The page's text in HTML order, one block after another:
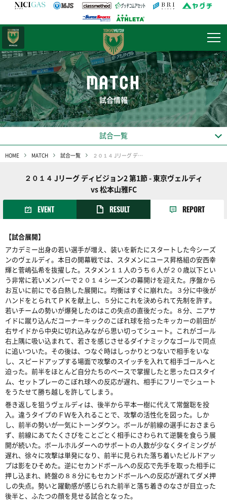
MATCH
試合情報
試合一覧
HOME MATCH 試合一覧 ２０１４ Jリーグ ディビジョン2 第1節
２０１４ Jリーグ ディビジョン2 第1節 - 東京ヴェルディ
vs 松本山雅FC
EVENT RESULT REPORT
【試合展開】
アカデミー出身の若い選手が増え、装いを新たにスタートした今シーズ
ンのヴェルディ。本日の開幕戦では、スタメンにユース昇格組の安西幸
輝と菅嶋弘希を抜擢した。スタメン１１人のうち６人が２０歳以下とい
う非常に若いメンバーで２０１４シーズンの幕開けを迎えた。序盤から
お互いに前にでる白熱した展開に。均衡はすぐに崩れた。３分に中後が
ハンドをとられてＰＫを献上し、５分にこれを決められて先制を許す。
若いチームの勢いが爆発したのはこの失点の直後だった。８分、ニアサ
イドに蹴り込んだコーナーキックのこぼれ球を拾ったキッカーの前田が
右サイドから中央に切れ込みながら思い切ってシュート。これがゴール
右上隅に吸い込まれて、若さを感じさせるダイナミックなゴールで同点
に追いついた。その後は、つなぐ時はしっかりとつないで相手をいな
し、スピードアップする場面で攻撃のスイッチを入れて相手ゴールへと
迫った。前半をほとんど自分たちのペースで掌握したと思ったロスタイ
ム、セットプレーのこぼれ球への反応が遅れ、相手にフリーでシュート
をうたせて勝ち越しを許してしまう。
巻き返しを狙うヴェルディは、後半から平本一樹に代えて常盤聡を投
入。違うタイプのＦＷを入れることで、攻撃の活性化を図った。しか
し、前半の勢いが一気にトーンダウン。ボールが前線の選手におさまら
ず、前線にあてたくさびをことごとく相手にさわられて逆襲を食らう展
開が続いた。ボールホルダーへのサポートの人数が少なくタイミングが
遅れ、徐々に攻撃は単発になり、前半に見られた落ち着いたビルドアッ
プは影をひそめた。逆にセカンドボールへの反応で先手を取った相手に
押し込まれ、終盤の８８分にもセカンドボールへの反応が遅れてダメ押
しの失点。勢いと躍動感が感じられた前半と落ち着きのなさが目立った
後半と、ふたつの顔を見せる試合となった。